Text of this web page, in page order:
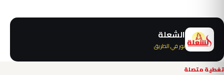
الشعلة
نور في الطريق
تغطية متصلة